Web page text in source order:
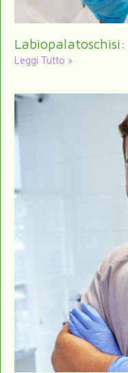
Labiopalatoschisi:
Leggi Tutto »